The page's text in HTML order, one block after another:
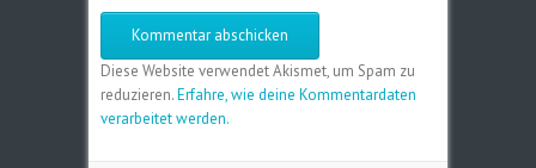
Diese Website verwendet Akismet, um Spam zu
reduzieren.Erfahre, wie deine Kommentardaten
verarbeitet werden.